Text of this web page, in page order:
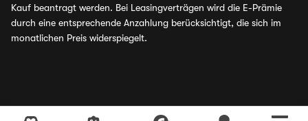
Kauf beantragt werden. Bei Leasingverträgen wird die E-Prämie
durch eine entsprechende Anzahlung berücksichtigt, die sich im
monatlichen Preis widerspiegelt.